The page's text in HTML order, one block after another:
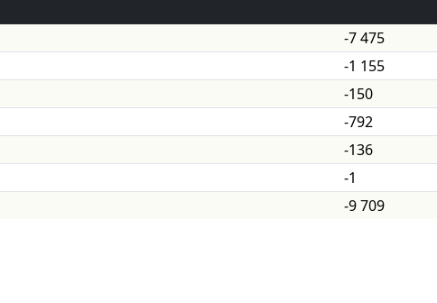
-7 475
-1 155
-150
-792
-136
-1
-9 709